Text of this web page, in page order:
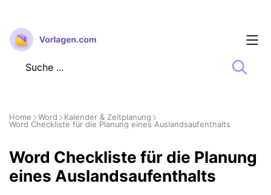
Zum
Inhalt
springen
Home Word
Kalender & Zeitplanung
Word Checkliste für die Planung eines Auslandsaufenthalts
Word Checkliste für die Planung
eines Auslandsaufenthalts